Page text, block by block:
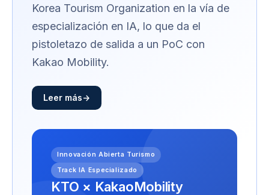
Korea Tourism Organization en la vía de
especialización en IA, lo que da el
pistoletazo de salida a un PoC con
Kakao Mobility.
Leer más
Innovación Abierta Turismo
Track IA Especializado
KTO × KakaoMobility